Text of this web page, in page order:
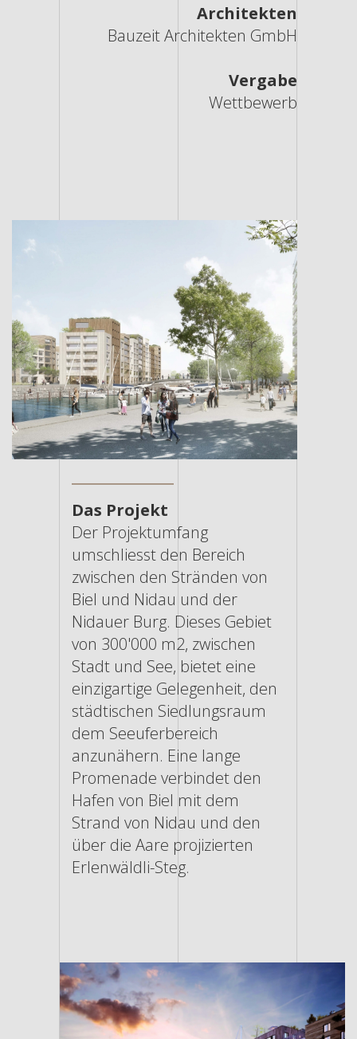
Architekten
Bauzeit Architekten GmbH
Vergabe
Wettbewerb
Das Projekt
Der Projektumfang
umschliesst den Bereich
zwischen den Stränden von
Biel und Nidau und der
Nidauer Burg. Dieses Gebiet
von 300'000 m2, zwischen
Stadt und See, bietet eine
einzigartige Gelegenheit, den
städtischen Siedlungsraum
dem Seeuferbereich
anzunähern. Eine lange
Promenade verbindet den
Hafen von Biel mit dem
Strand von Nidau und den
über die Aare projizierten
Erlenwäldli-Steg.